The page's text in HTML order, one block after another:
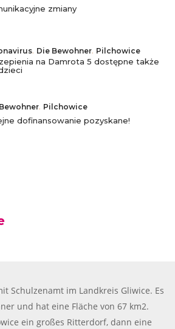
zmiany
Die Bewohner Pilchowice
na Damrota 5 dostępne także
Pilchowice
dofinansowanie pozyskane!
Schulzenamt im Landkreis Gliwice. Es
und hat eine Fläche von 67 km2.
ein großes Ritterdorf, dann eine